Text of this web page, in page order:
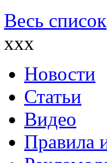
Весь список
xxx
Новости
Статьи
Видео
Правила